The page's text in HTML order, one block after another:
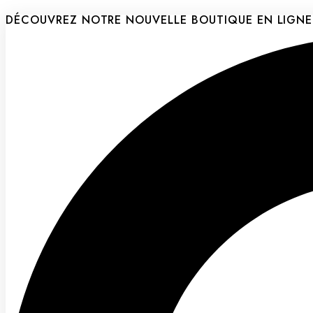
Aller
au
DÉCOUVREZ NOTRE NOUVELLE BOUTIQUE EN